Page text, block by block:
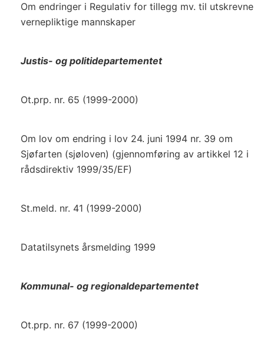
Om endringer i Regulativ for tillegg mv. til utskrevne
vernepliktige mannskaper
Justis- og politidepartementet
Ot.prp. nr. 65 (1999-2000)
Om lov om endring i lov 24. juni 1994 nr. 39 om
Sjøfarten (sjøloven) (gjennomføring av artikkel 12 i
rådsdirektiv 1999/35/EF)
St.meld. nr. 41 (1999-2000)
Datatilsynets årsmelding 1999
Kommunal- og regionaldepartementet
Ot.prp. nr. 67 (1999-2000)